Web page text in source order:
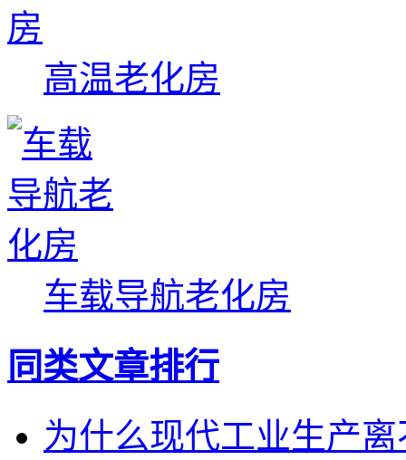
高温老化房
车载导航老化房
同类文章排行
为什么现代工业生产